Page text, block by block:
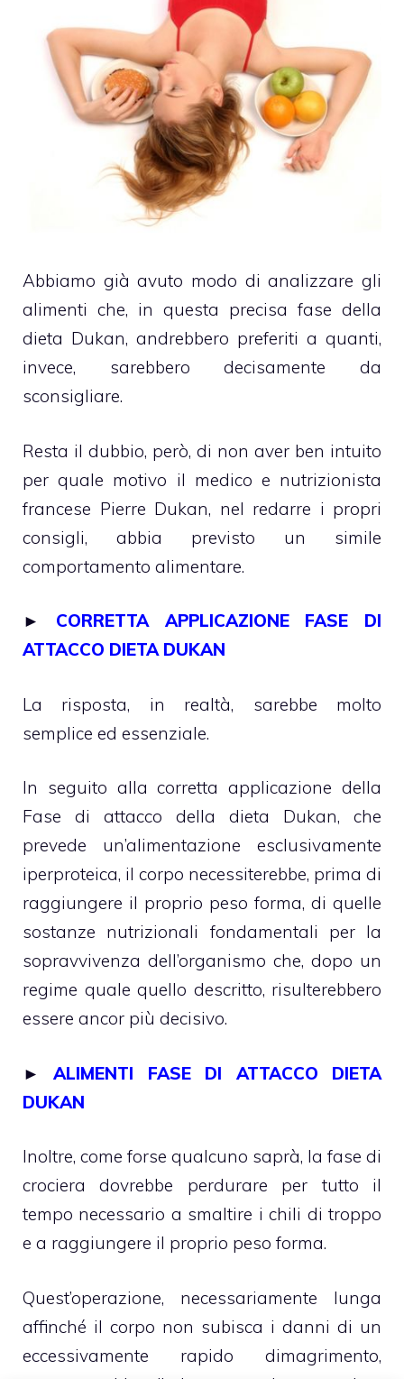
Abbiamo già avuto modo di analizzare gli
alimenti che, in questa precisa fase della
dieta Dukan, andrebbero preferiti a quanti,
invece, sarebbero decisamente da
sconsigliare.
Resta il dubbio, però, di non aver ben intuito
per quale motivo il medico e nutrizionista
francese Pierre Dukan, nel redarre i propri
consigli, abbia previsto un simile
comportamento alimentare.
► CORRETTA APPLICAZIONE FASE DI
ATTACCO DIETA DUKAN
La risposta, in realtà, sarebbe molto
semplice ed essenziale.
In seguito alla corretta applicazione della
Fase di attacco della dieta Dukan, che
prevede un’alimentazione esclusivamente
iperproteica, il corpo necessiterebbe, prima di
raggiungere il proprio peso forma, di quelle
sostanze nutrizionali fondamentali per la
sopravvivenza dell’organismo che, dopo un
regime quale quello descritto, risulterebbero
essere ancor più decisivo.
►ALIMENTI FASE DI ATTACCO DIETA
DUKAN
Inoltre, come forse qualcuno saprà, la fase di
crociera dovrebbe perdurare per tutto il
tempo necessario a smaltire i chili di troppo
e a raggiungere il proprio peso forma.
Quest’operazione, necessariamente lunga
affinché il corpo non subisca i danni di un
eccessivamente rapido dimagrimento,